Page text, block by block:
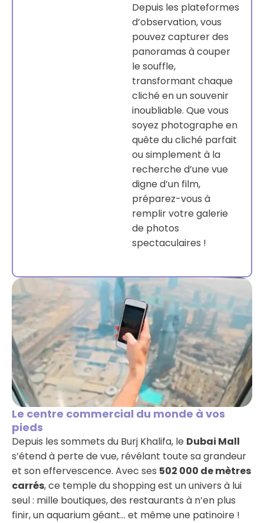
Depuis les plateformes
d’observation, vous
pouvez capturer des
panoramas à couper
le souffle,
transformant chaque
cliché en un souvenir
inoubliable. Que vous
soyez photographe en
quête du cliché parfait
ou simplement à la
recherche d’une vue
digne d’un film,
préparez-vous à
remplir votre galerie
de photos
spectaculaires !
Le centre commercial du monde à vos
pieds
Depuis les sommets du Burj Khalifa, le Dubai Mall
s’étend à perte de vue, révélant toute sa grandeur
et son effervescence. Avec ses 502 000 demètres
carrés, ce temple du shopping est un univers à lui
seul : mille boutiques, des restaurants à n’en plus
finir, un aquarium géant… et même une patinoire !